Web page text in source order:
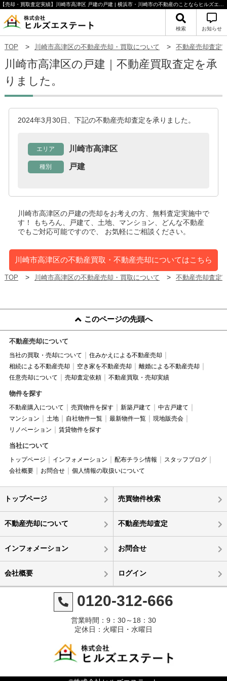
検索 お知らせ
TOP 川崎市高津区の不動産売却・買取について 不動産売却査定
川崎市高津区の戸建｜不動産買取査定を承
りました。
2024年3月30日、下記の不動産売却査定を承りました。
エリア 川崎市高津区
種別 戸建
川崎市高津区の戸建の売却をお考えの方、無料査定実施中で
す！
もちろん、戸建て、土地、マンション、どんな不動産
でもご対応可能ですので、 お気軽にご相談ください。
川崎市高津区の不動産買取・不動産売却についてはこちら
TOP 川崎市高津区の不動産売却・買取について 不動産売却査定
このページの先頭へ
不動産売却について
当社の買取・売却について
住みかえによる不動産売却
相続による不動産売却
空き家を不動産売却
離婚による不動産売却
任意売却について
売却査定依頼 不動産買取・売却実績
物件を探す
不動産購入について 売買物件を探す 新築戸建て
中古戸建て
マンション
土地 自社物件一覧 最新物件一覧
現地販売会
リノベーション
賃貸物件を探す
当社について
トップページ インフォメーション 配布チラシ情報
スタッフブログ
会社概要
お問合せ 個人情報の取扱いについて
トップページ 売買物件検索
不動産売却について 不動産売却査定
インフォメーション お問合せ
会社概要 ログイン
0120-312-666
営業時間：9：30～18：30
定休日：火曜日・水曜日